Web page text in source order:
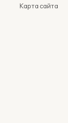
Карта сайта